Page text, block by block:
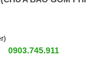
0903.745.911